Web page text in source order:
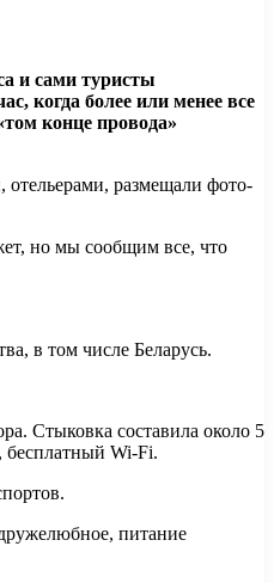
и сами туристы
когда более или менее все
конце провода»
отельерами, размещали фото-
но мы сообщим все, что
в том числе Беларусь.
Стыковка составила около 5
бесплатный Wi-Fi.
питание